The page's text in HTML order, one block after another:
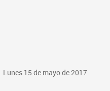
Lunes 15 de mayo de 2017